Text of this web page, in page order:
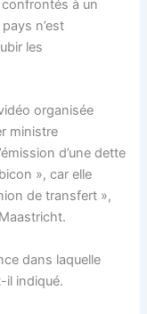
à un
n’est
les
organisée
ministre
d’une dette
», car elle
de transfert »,
dans laquelle
il indiqué.